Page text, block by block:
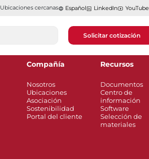
Ubicaciones cercanas Español LinkedIn YouTube
Solicitar cotización
Compañía
Nosotros
Ubicaciones
Asociación
Sostenibilidad
Portal del cliente
Recursos
Documentos
Centro de
información
Software
Selección de
materiales